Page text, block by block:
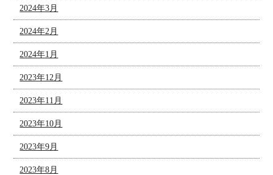
2024年3月
2024年2月
2024年1月
2023年12月
2023年11月
2023年10月
2023年9月
2023年8月